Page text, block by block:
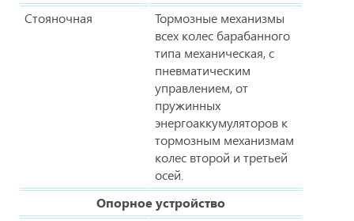
Стояночная
Тормозные механизмы
всех колес барабанного
типа механическая, с
пневматическим
управлением, от
пружинных
энергоаккумуляторов к
тормозным механизмам
колес второй и третьей
осей.
Опорное устройство